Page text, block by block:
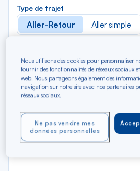
Type de trajet
Aller-Retour Aller simple
Précédent
AOÛ 2026
N/A*
Nous utilisons des cookies pour personnaliser
fournir des fonctionnalités de réseaux sociaux
web. Nous partageons également des
navigation sur notre site avec nos partenaires
réseaux sociaux.
Ne pas vendre mes
données personnelles